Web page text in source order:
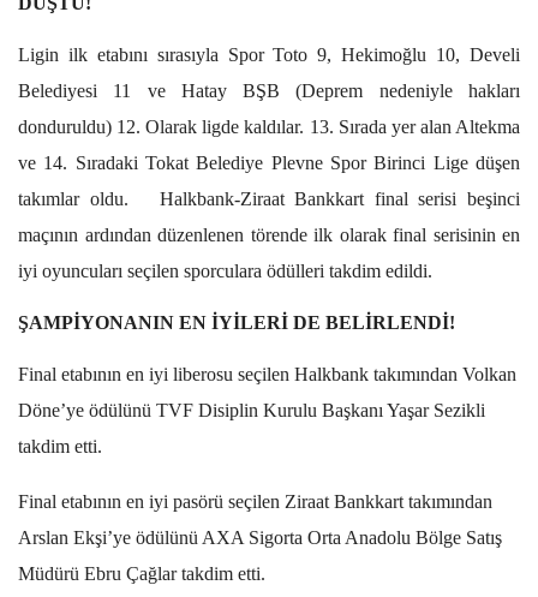
Ligin ilk etabını sırasıyla Spor Toto 9, Hekimoğlu 10, Develi
Belediyesi 11 ve Hatay BŞB (Deprem nedeniyle hakları
donduruldu) 12. Olarak ligde kaldılar. 13. Sırada yer alan Altekma
ve 14. Sıradaki Tokat Belediye Plevne Spor Birinci Lige düşen
takımlar oldu. Halkbank-Ziraat Bankkart final serisi beşinci
maçının ardından düzenlenen törende ilk olarak final serisinin en
iyi oyuncuları seçilen sporculara ödülleri takdim edildi.
ŞAMPİYONANIN EN İYİLERİ DE BELİRLENDİ!
Final etabının en iyi liberosu seçilen Halkbank takımından Volkan
Döne’ye ödülünü TVF Disiplin Kurulu Başkanı Yaşar Sezikli
takdim etti.
Final etabının en iyi pasörü seçilen Ziraat Bankkart takımından
Arslan Ekşi’ye ödülünü AXA Sigorta Orta Anadolu Bölge Satış
Müdürü Ebru Çağlar takdim etti.